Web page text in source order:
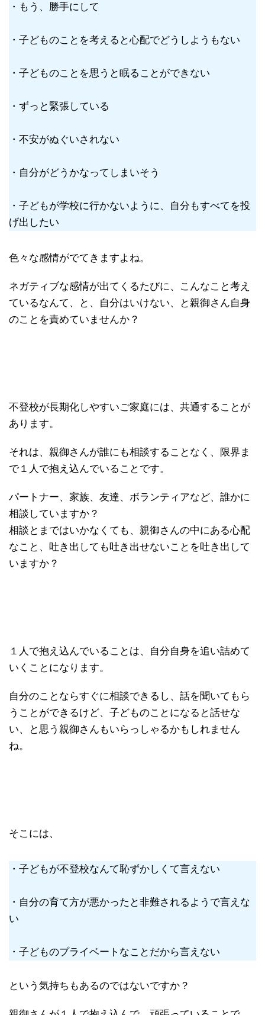
・もう、勝手にして
・子どものことを考えると心配でどうしようもない
・子どものことを思うと眠ることができない
・ずっと緊張している
・不安がぬぐいされない
・自分がどうかなってしまいそう
・子どもが学校に行かないように、自分もすべてを投
げ出したい
色々な感情がでてきますよね。
ネガティブな感情が出てくるたびに、こんなこと考え
ているなんて、と、自分はいけない、と親御さん自身
のことを責めていませんか？
不登校が長期化しやすいご家庭には、共通することが
あります。
それは、親御さんが誰にも相談することなく、限界ま
で１人で抱え込んでいることです。
パートナー、家族、友達、ボランティアなど、誰かに
相談していますか？
相談とまではいかなくても、親御さんの中にある心配
なこと、吐き出しても吐き出せないことを吐き出して
いますか？
１人で抱え込んでいることは、自分自身を追い詰めて
いくことになります。
自分のことならすぐに相談できるし、話を聞いてもら
うことができるけど、子どものことになると話せな
い、と思う親御さんもいらっしゃるかもしれません
ね。
そこには、
・子どもが不登校なんて恥ずかしくて言えない
・自分の育て方が悪かったと非難されるようで言えな
い
・子どものプライベートなことだから言えない
という気持ちもあるのではないですか？